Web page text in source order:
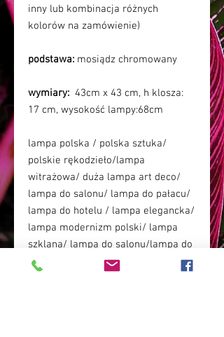
inny lub kombinacja różnych
kolorów na zamówienie)
podstawa: mosiądz chromowany
wymiary: 43cm x 43 cm, h klosza:
17 cm, wysokość lampy:68cm
lampa polska / polska sztuka/
polskie rękodzieło/lampa
witrażowa/ duża lampa art deco/
lampa do salonu/ lampa do pałacu/
lampa do hotelu / lampa elegancka/
lampa modernizm polski/ lampa
szklana/ lampa do salonu/lampa do
pałacu/ lampa boho glamour/